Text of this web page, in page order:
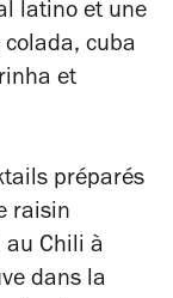
latino et une
cuba
et
préparés
raisin
au Chili à
dans la